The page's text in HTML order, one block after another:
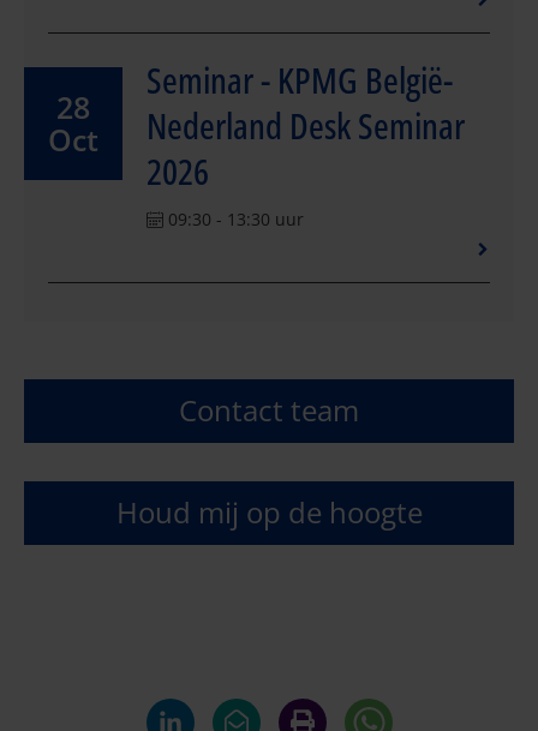
28
Oct
Seminar - KPMG België-
Nederland Desk Seminar
2026
09:30 - 13:30 uur
Contact team
Houd mij op de hoogte